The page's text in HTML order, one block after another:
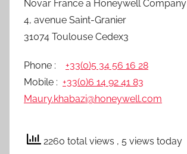
Novar France a Honeywell Company
4, avenue Saint-Granier
31074 Toulouse Cedex3
Phone : +33(0)5 34 56 16 28
Mobile : +33(0)6 14 92 41 83
Maury.khabazi@honeywell.com
2260 total views , 5 views today